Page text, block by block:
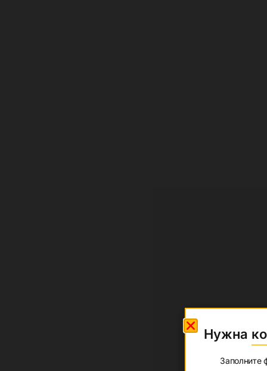
Потрібна
Заповніть
Нужна